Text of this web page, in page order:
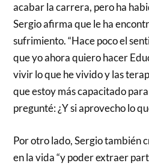
acabar la carrera, pero ha
Sergio afirma que le ha
sufrimiento. “Hace poco el
que yo ahora quiero hacer
vivir lo que he vivido y las
que estoy más capacitado
pregunté: ¿Y si aprovecho lo
Por otro lado, Sergio también
en la vida “y poder extraer